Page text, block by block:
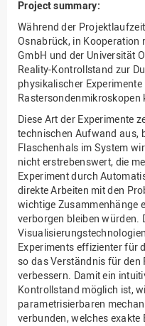
Project summary:
Während der
Osnabrück, in Kooperation
GmbH und der Universität
Reality-Kontrollstand zur
physikalischer
Diese Art der Experimente
technischen Aufwand aus,
Flaschenhals im System
nicht erstrebenswert, die
Experiment durch
direkte Arbeiten mit den
wichtige Zusammenhänge
verborgen bleiben würden.
Experiments effizienter für
so das Verständnis für
verbessern. Damit ein
Kontrollstand möglich ist,
parametrisierbaren
verbunden, welches exakte